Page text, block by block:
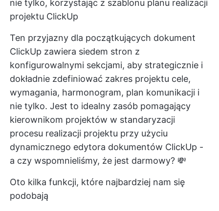
nie tylko, korzystając z szablonu planu realizacji
projektu ClickUp
Ten przyjazny dla początkujących dokument
ClickUp zawiera siedem stron z
konfigurowalnymi sekcjami, aby strategicznie i
dokładnie zdefiniować zakres projektu cele,
wymagania, harmonogram, plan komunikacji i
nie tylko. Jest to idealny zasób pomagający
kierownikom projektów w standaryzacji
procesu realizacji projektu przy użyciu
dynamicznego edytora dokumentów ClickUp -
a czy wspomnieliśmy, że jest darmowy? 💸
Oto kilka funkcji, które najbardziej nam się
podobają